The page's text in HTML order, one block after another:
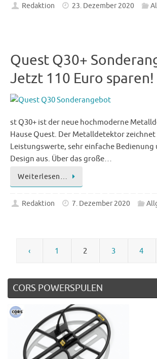
Redaktion 23. Dezember 2020
Quest Q30+
Jetzt 110 Euro sparen!
st Q30+ ist der neue hochmoderne
Hause Quest. Der Metalldetektor
Leistungswerte, sehr einfache Bedienung
Design aus. Über das große…
Weiterlesen…
Redaktion 7. Dezember 2020
‹ 1 2 3 4
CORS POWERSPULEN